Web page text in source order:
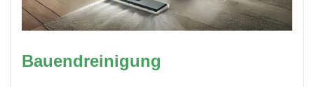
Bauendreinigung